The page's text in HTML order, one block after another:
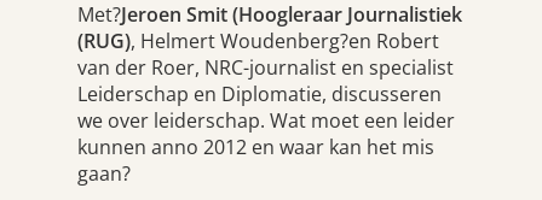
Met?Jeroen Smit (Hoogleraar Journalistiek
(RUG), Helmert Woudenberg?en Robert
van der Roer, NRC-journalist en specialist
Leiderschap en Diplomatie, discusseren
we over leiderschap. Wat moet een leider
kunnen anno 2012 en waar kan het mis
gaan?